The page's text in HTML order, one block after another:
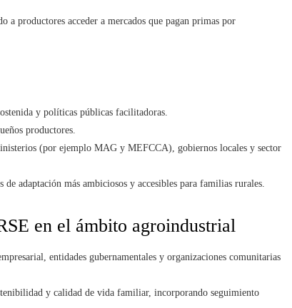
productores acceder a mercados que pagan primas por
y políticas públicas facilitadoras.
productores.
(por ejemplo MAG y MEFCCA), gobiernos locales y sector
adaptación más ambiciosos y accesibles para familias rurales.
en el ámbito agroindustrial
entidades gubernamentales y organizaciones comunitarias
y calidad de vida familiar, incorporando seguimiento